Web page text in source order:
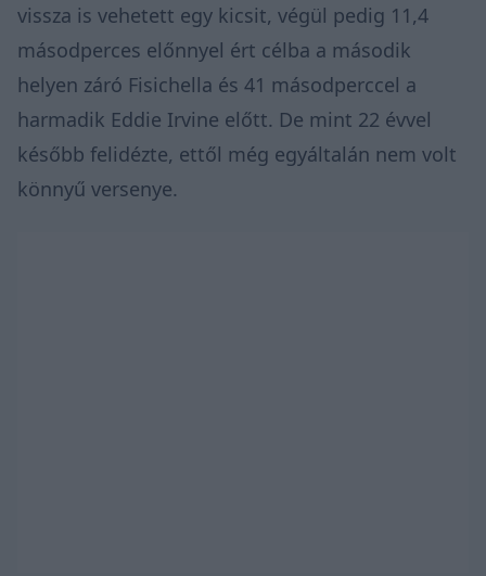
vissza is vehetett egy kicsit, végül pedig 11,4
másodperces előnnyel ért célba a második
helyen záró Fisichella és 41 másodperccel a
harmadik Eddie Irvine előtt. De mint 22 évvel
később felidézte, ettől még egyáltalán nem volt
könnyű versenye.